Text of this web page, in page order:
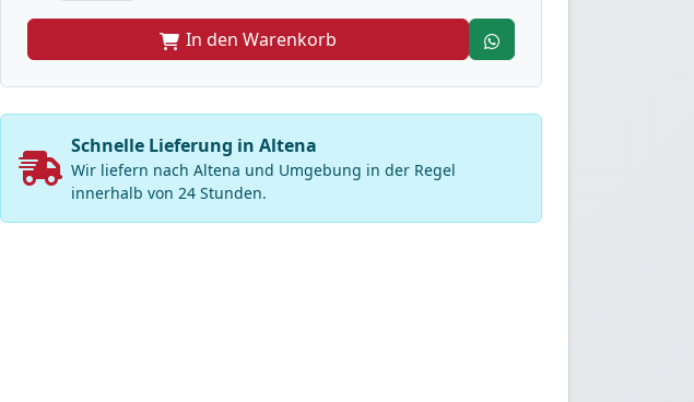
In den Warenkorb
Schnelle Lieferung in Altena
Wir liefern nach Altena und Umgebung in der Regel
innerhalb von 24 Stunden.